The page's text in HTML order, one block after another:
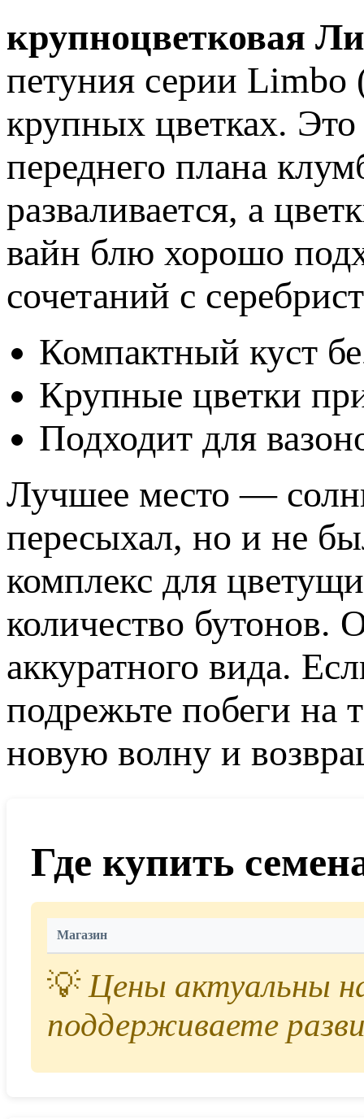
крупноцветковая
петуния серии Limbo
крупных цветках.
переднего плана
разваливается, а
вайн блю хорошо
сочетаний с
Компактный куст
Крупные цветки
Подходит для
Лучшее место —
пересыхал, но и не
комплекс для
количество бутонов.
аккуратного вида.
подрежьте побеги на
новую волну и
Где купить
Магазин
💡Цены актуальны
поддерживаете